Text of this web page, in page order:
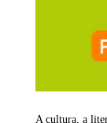
A cultura, a